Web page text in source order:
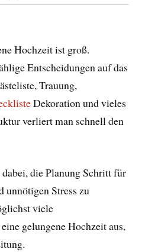
Hochzeit ist groß.
Entscheidungen auf das
Trauung,
Dekoration und vieles
verliert man schnell den
die Planung Schritt für
unnötigen Stress zu
viele
gelungene Hochzeit aus,